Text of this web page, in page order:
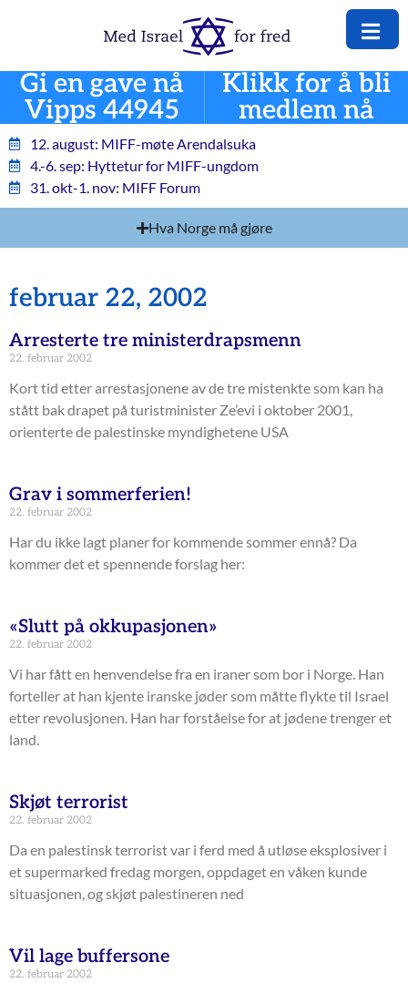
Gi en gave nå
Vipps 44945
Klikk for å bli
medlem nå
12. august: MIFF-møte Arendalsuka
4.-6. sep: Hyttetur for MIFF-ungdom
31. okt-1. nov: MIFF Forum
Hva Norge må gjøre
februar 22, 2002
Arresterte tre ministerdrapsmenn
22. februar 2002
Kort tid etter arrestasjonene av de tre mistenkte som kan ha
stått bak drapet på turistminister Ze’evi i oktober 2001,
orienterte de palestinske myndighetene USA
Grav i sommerferien!
22. februar 2002
Har du ikke lagt planer for kommende sommer ennå? Da
kommer det et spennende forslag her:
«Slutt på okkupasjonen»
22. februar 2002
Vi har fått en henvendelse fra en iraner som bor i Norge. Han
forteller at han kjente iranske jøder som måtte flykte til Israel
etter revolusjonen. Han har forståelse for at jødene trenger et
land.
Skjøt terrorist
22. februar 2002
Da en palestinsk terrorist var i ferd med å utløse eksplosiver i
et supermarked fredag morgen, oppdaget en våken kunde
situasjonen, og skjøt palestineren ned
Vil lage buffersone
22. februar 2002